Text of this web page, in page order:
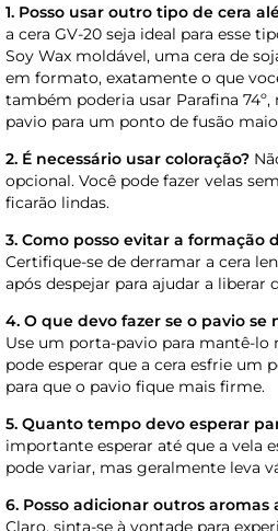
1. Posso usar outro tipo de cera
a cera GV-20 seja ideal para esse
Soy Wax moldável, uma cera de
em formato, exatamente o que
também poderia usar Parafina
pavio para um ponto de fusão
2. É necessário usar coloração?
opcional. Você pode fazer velas
ficarão lindas.
3. Como posso evitar a formação
Certifique-se de derramar a cera
após despejar para ajudar a liberar
4. O que devo fazer se o pavio se
Use um porta-pavio para mantê-lo
pode esperar que a cera esfrie um
para que o pavio fique mais firme.
5. Quanto tempo devo esperar
importante esperar até que a vela
pode variar, mas geralmente leva
6. Posso adicionar outros
Claro, sinta-se à vontade para